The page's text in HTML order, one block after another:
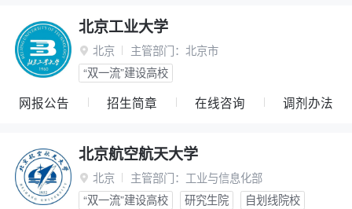
北京工业大学
 北京 主管部门： 北京市
“双一流”建设高校
网报公告 招生简章 在线咨询 调剂办法
北京航空航天大学
 北京 主管部门： 工业与信息化部
“双一流”建设高校
研究生院 自划线院校